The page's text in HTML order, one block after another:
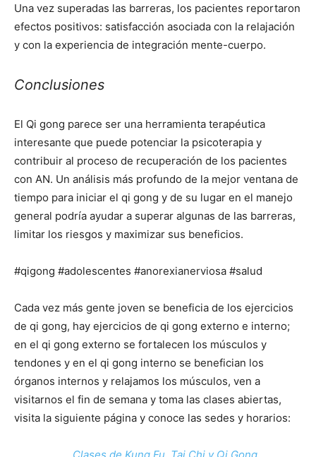
Una vez superadas las barreras, los pacientes reportaron
efectos positivos: satisfacción asociada con la relajación
y con la experiencia de integración mente-cuerpo.
Conclusiones
El Qi gong parece ser una herramienta terapéutica
interesante que puede potenciar la psicoterapia y
contribuir al proceso de recuperación de los pacientes
con AN. Un análisis más profundo de la mejor ventana de
tiempo para iniciar el qi gong y de su lugar en el manejo
general podría ayudar a superar algunas de las barreras,
limitar los riesgos y maximizar sus beneficios.
#qigong #adolescentes #anorexianerviosa #salud
Cada vez más gente joven se beneficia de los ejercicios
de qi gong, hay ejercicios de qi gong externo e interno;
en el qi gong externo se fortalecen los músculos y
tendones y en el qi gong interno se benefician los
órganos internos y relajamos los músculos, ven a
visitarnos el fin de semana y toma las clases abiertas,
visita la siguiente página y conoce las sedes y horarios: